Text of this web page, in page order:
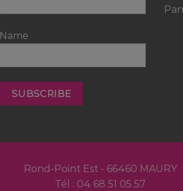
Name
Rond-Point Est - 66460 MAURY
Tél : 04 68 51 05 57